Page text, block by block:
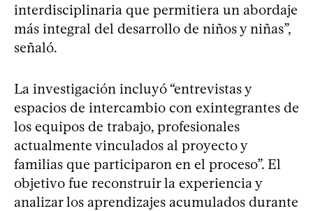
interdisciplinaria que permitiera un abordaje
más integral del desarrollo de niños y niñas”,
señaló.
La investigación incluyó “entrevistas y
espacios de intercambio con exintegrantes de
los equipos de trabajo, profesionales
actualmente vinculados al proyecto y
familias que participaron en el proceso”. El
objetivo fue reconstruir la experiencia y
analizar los aprendizajes acumulados durante